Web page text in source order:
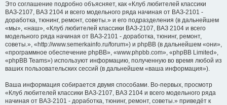
Это соглашение подробно объясняет, как «Клуб любителей классики
ВАЗ-2107, ВАЗ 2104 и всего модельного ряда начиная от ВАЗ-2101 -
доработка, тюнинг, ремонт, советы.» и его подразделения (в дальнейшем
«мы», «наш», «Клуб любителей классики ВАЗ-2107, ВАЗ 2104 и всего
модельного ряда начиная от ВАЗ-2101 - доработка, тюнинг, ремонт,
советы.», «http://www.semerkainfo.ru/forum») и phpBB (в дальнейшем «они»,
«программное обеспечение phpBB», «www.phpbb.com», «phpBB Limited»,
«phpBB Teams») используют информацию, полученную во время любой из
ваших пользовательских сессий (в дальнейшем «ваша информация»).
Ваша информация собирается двумя способами. Во-первых, просмотр
«Клуб любителей классики ВАЗ-2107, ВАЗ 2104 и всего модельного ряда
начиная от ВАЗ-2101 - доработка, тюнинг, ремонт, советы.» приведёт к